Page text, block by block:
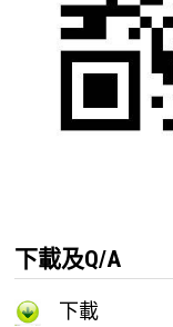
下載及Q/A
下載